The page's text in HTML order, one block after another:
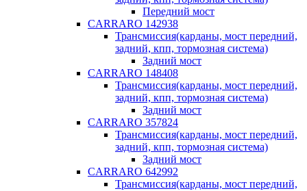
Передний мост
CARRARO 142938
Трансмиссия(карданы, мост передний,
задний, кпп, тормозная система)
Задний мост
CARRARO 148408
Трансмиссия(карданы, мост передний,
задний, кпп, тормозная система)
Задний мост
CARRARO 357824
Трансмиссия(карданы, мост передний,
задний, кпп, тормозная система)
Задний мост
CARRARO 642992
Трансмиссия(карданы, мост передний,